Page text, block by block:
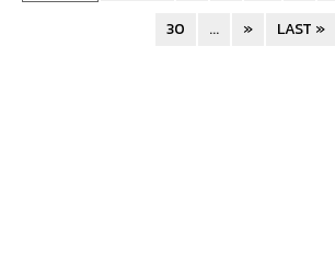
30
... » LAST »